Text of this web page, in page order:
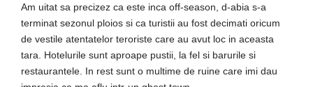
Am uitat sa precizez ca este inca off-season, d-abia s-a
terminat sezonul ploios si ca turistii au fost decimati oricum
de vestile atentatelor teroriste care au avut loc in aceasta
tara. Hotelurile sunt aproape pustii, la fel si barurile si
restaurantele. In rest sunt o multime de ruine care imi dau